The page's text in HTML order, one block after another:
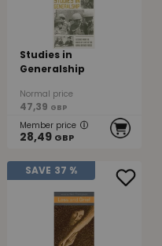
Studies in
Generalship
Normal price
47,39 GBP
Member price
28,49 GBP
SAVE 37 %